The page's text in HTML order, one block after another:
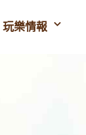
玩樂情報